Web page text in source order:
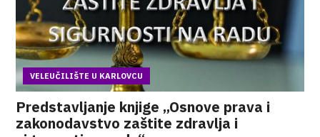
VELEUČILIŠTE U KARLOVCU
Predstavljanje knjige „Osnove prava i
zakonodavstvo zaštite zdravlja i